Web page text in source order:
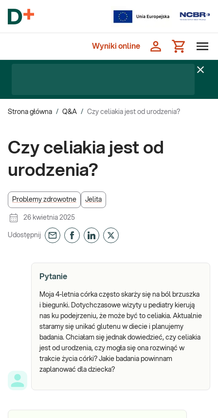
Wyniki online
Strona główna / Q&A / Czy celiakia jest od urodzenia?
Czy celiakia jest od
urodzenia?
Problemy zdrowotne Jelita
26 kwietnia 2025
Udostępnij
Pytanie
Moja 4-letnia córka często skarży się na ból brzuszka
i biegunki. Dotychczasowe wizyty u pediatry kierują
nas ku podejrzeniu, że może być to celiakia. Aktualnie
staramy się unikać glutenu w diecie i planujemy
badania. Chciałam się jednak dowiedzieć, czy celiakia
jest od urodzenia, czy mogła się ona rozwinąć w
trakcie życia córki? Jakie badania powinnam
zaplanować dla dziecka?